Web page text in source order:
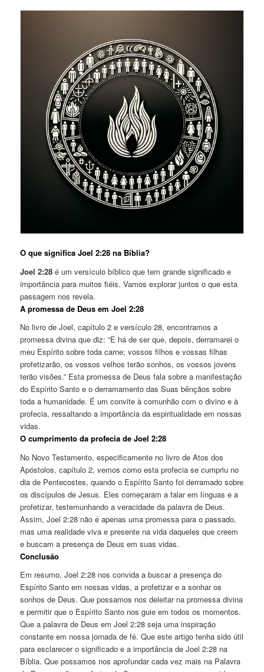
O que significa Joel 2:28 na Bíblia?
Joel 2:28 é um versículo bíblico que tem grande significado e
importância para muitos fiéis. Vamos explorar juntos o que esta
passagem nos revela.
A promessa de Deus em Joel 2:28
No livro de Joel, capítulo 2 e versículo 28, encontramos a
promessa divina que diz: “E há de ser que, depois, derramarei o
meu Espírito sobre toda carne; vossos filhos e vossas filhas
profetizarão, os vossos velhos terão sonhos, os vossos jovens
terão visões.” Esta promessa de Deus fala sobre a manifestação
do Espírito Santo e o derramamento das Suas bênçãos sobre
toda a humanidade. É um convite à comunhão com o divino e à
profecia, ressaltando a importância da espiritualidade em nossas
vidas.
O cumprimento da profecia de Joel 2:28
No Novo Testamento, especificamente no livro de Atos dos
Apóstolos, capítulo 2, vemos como esta profecia se cumpriu no
dia de Pentecostes, quando o Espírito Santo foi derramado sobre
os discípulos de Jesus. Eles começaram a falar em línguas e a
profetizar, testemunhando a veracidade da palavra de Deus.
Assim, Joel 2:28 não é apenas uma promessa para o passado,
mas uma realidade viva e presente na vida daqueles que creem
e buscam a presença de Deus em suas vidas.
Conclusão
Em resumo, Joel 2:28 nos convida a buscar a presença do
Espírito Santo em nossas vidas, a profetizar e a sonhar os
sonhos de Deus. Que possamos nos deleitar na promessa divina
e permitir que o Espírito Santo nos guie em todos os momentos.
Que a palavra de Deus em Joel 2:28 seja uma inspiração
constante em nossa jornada de fé. Que este artigo tenha sido útil
para esclarecer o significado e a importância de Joel 2:28 na
Bíblia. Que possamos nos aprofundar cada vez mais na Palavra